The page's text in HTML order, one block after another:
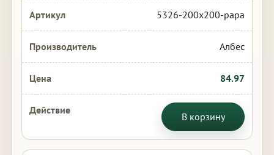
5326-200x200-papa
Албес
84.97
В корзину